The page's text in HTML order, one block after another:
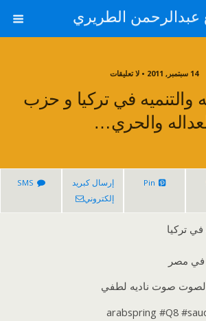
عبدالرحمن الطريري
14 سبتمبر, 2011 • لا تعليقات
والتنميه في تركيا و حزب
والحري…
Pin
إرسال كبريد
إلكتروني
SMS
في تركيا
في مصر
صوت ناديه لطفي